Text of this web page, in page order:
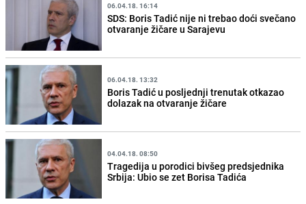
06.04.18. 16:14
SDS: Boris Tadić nije ni trebao doći svečano
otvaranje žičare u Sarajevu
06.04.18. 13:32
Boris Tadić u posljednji trenutak otkazao
dolazak na otvaranje žičare
04.04.18. 08:50
Tragedija u porodici bivšeg predsjednika
Srbija: Ubio se zet Borisa Tadića